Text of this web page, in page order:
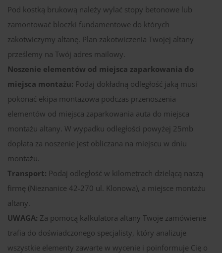
Pod kostką brukową należy wylać stopy betonowe lub
zamontować bloczki fundamentowe do których
zakotwiczymy altanę. Plan zakotwiczenia Twojej altany
prześlemy na Twój adres mailowy.
Noszenie elementów od miejsca zaparkowania do
miejsca montażu: Podaj dokładną odległość jaką musi
pokonać ekipa montażowa podczas przenoszenia
elementów od miejsca zaparkowania auta do miejsca
montażu altany. W wypadku odległości powyżej 25mb
dopłata za noszenie jest obliczana na miejscu w dniu
montażu.
Transport: Podaj odległość w kilometrach dzielącą naszą
firmę (Nieznanice 42-270 ul. Klonowa), a miejsce montażu
altany.
UWAGA: Za pomocą kalkulatora altany Twoje zamówienie
trafia do doświadczonego specjalisty, który analizuje
wszystkie elementy zawarte w wycenie i poinformuje Cię o